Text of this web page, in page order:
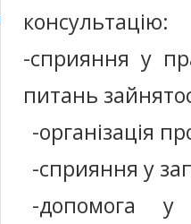
консультацію:
-сприяння у
питань
-організація
-сприяння у
-допомога у